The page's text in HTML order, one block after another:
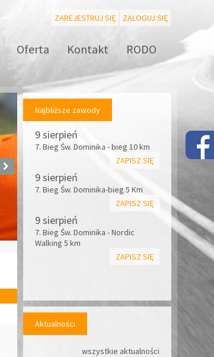
ZAREJESTRUJ SIĘ ZALOGUJ SIĘ
Oferta Kontakt RODO
Najbliższe zawody
9 sierpień
7. Bieg Św. Dominika - bieg 10 km
ZAPISZ SIĘ
9 sierpień
7. Bieg Św. Dominika-bieg 5 Km
ZAPISZ SIĘ
9 sierpień
7. Bieg Św. Dominika - Nordic
Walking 5 km
ZAPISZ SIĘ
Aktualności
wszystkie aktualności